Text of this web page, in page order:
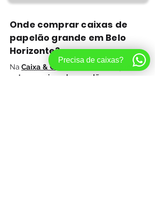
Onde comprar caixas de
papelão grande em Belo
Horizonte?
Na Caixa & Cia
pronta
entrega
caixas de papelão para
Precisa de caixas?